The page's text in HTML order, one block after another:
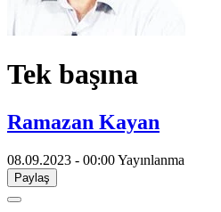
​Tek başına
Ramazan Kayan
08.09.2023 - 00:00Yayınlanma
Paylaş